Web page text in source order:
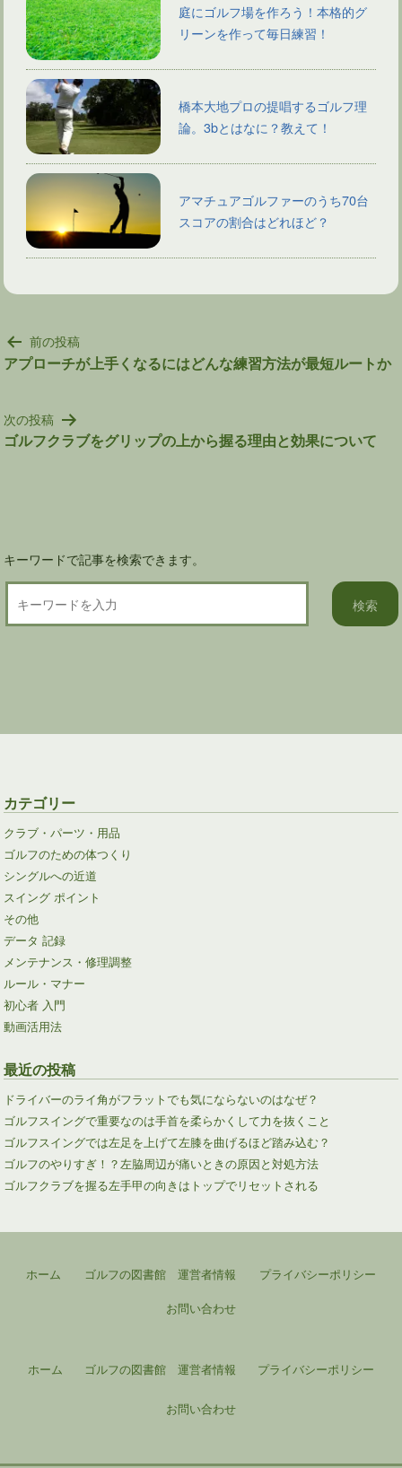
庭にゴルフ場を作ろう！本格的グ
リーンを作って毎日練習！
橋本大地プロの提唱するゴルフ理
論。3bとはなに？教えて！
アマチュアゴルファーのうち70台
スコアの割合はどれほど？
投
稿
ゲ
ー
前の投稿
アプローチが上手くなるにはどんな練習方法が最短ルートか
次の投稿
ゴルフクラブをグリップの上から握る理由と効果について
キーワードで記事を検索できます。
カテゴリー
クラブ・パーツ・用品
ゴルフのための体つくり
シングルへの近道
スイング ポイント
その他
データ 記録
メンテナンス・修理調整
ルール・マナー
初心者 入門
動画活用法
最近の投稿
ドライバーのライ角がフラットでも気にならないのはなぜ？
ゴルフスイングで重要なのは手首を柔らかくして力を抜くこと
ゴルフスイングでは左足を上げて左膝を曲げるほど踏み込む？
ゴルフのやりすぎ！？左脇周辺が痛いときの原因と対処方法
ゴルフクラブを握る左手甲の向きはトップでリセットされる
ホーム ゴルフの図書館 運営者情報
プライバシーポリシー
お問い合わせ
ホーム ゴルフの図書館 運営者情報 プライバシーポリシー
お問い合わせ